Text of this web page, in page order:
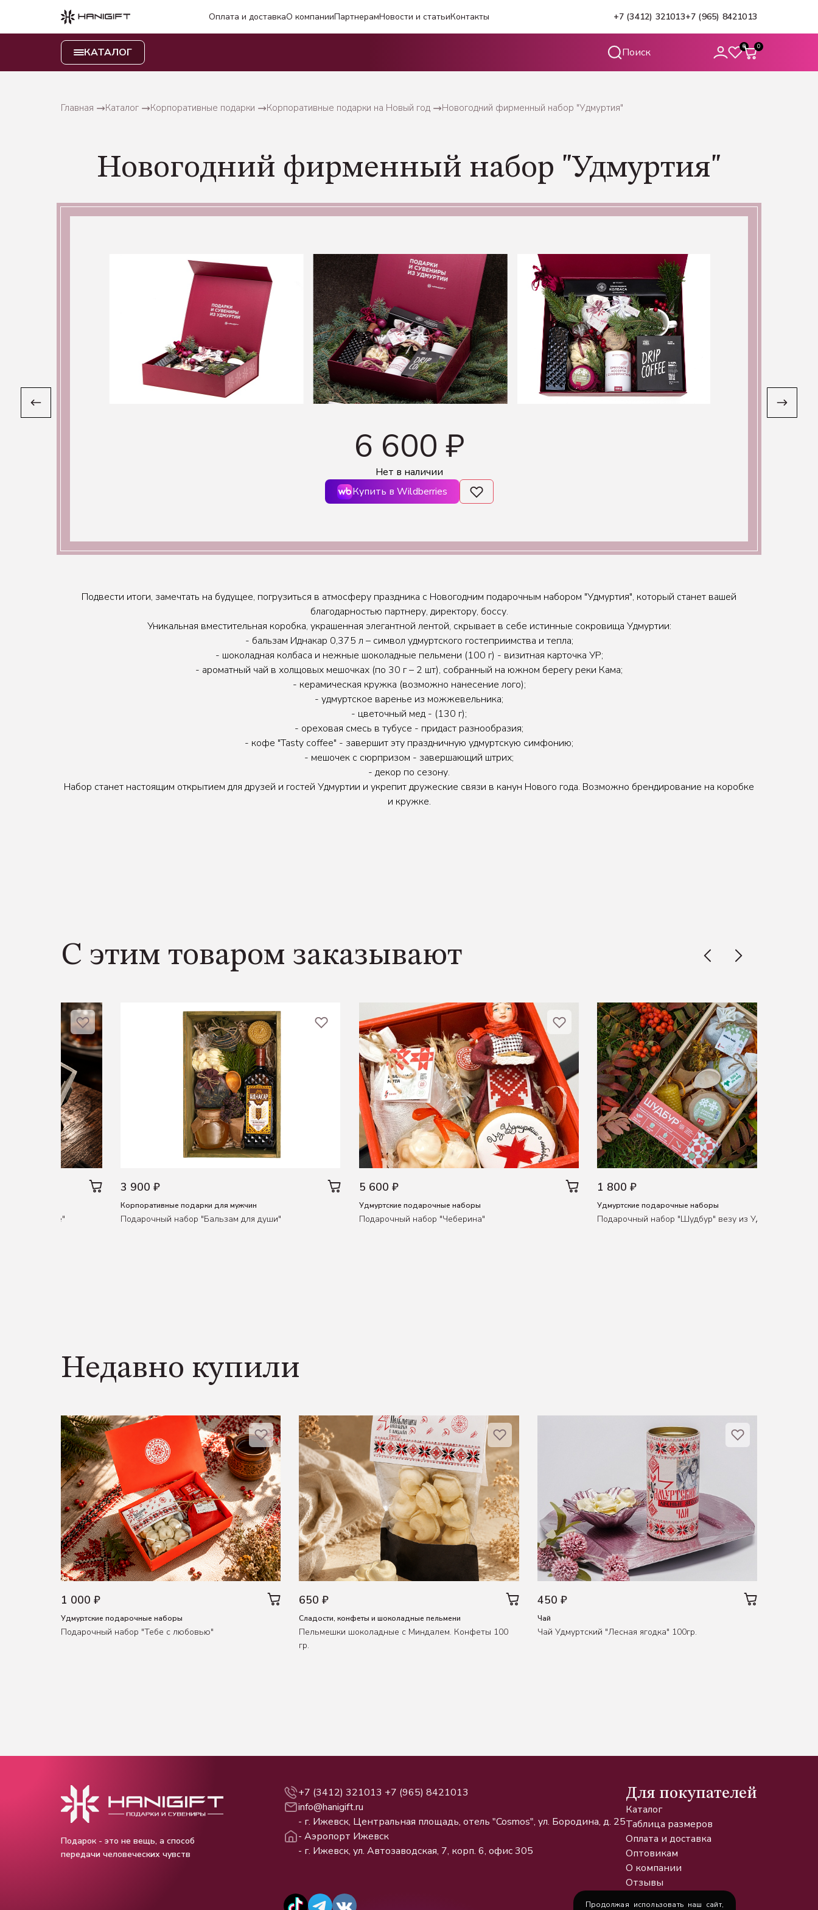
Оплата и доставкаО компанииПартнерамНовости и статьиКонтакты +7 (3412) 321013+7 (965) 8421013
КАТАЛОГ 0 0
Главная Каталог Корпоративные подарки Корпоративные подарки на Новый год Новогодний фирменный набор "Удмуртия"
Новогодний фирменный набор "Удмуртия"
6 600 ₽
Нет в наличии
Купить в Wildberries
Подвести итоги, замечтать на будущее, погрузиться в атмосферу праздника с Новогодним подарочным набором "Удмуртия", который станет вашей
благодарностью партнеру, директору, боссу.
Уникальная вместительная коробка, украшенная элегантной лентой, скрывает в себе истинные сокровища Удмуртии:
- бальзам Иднакар 0,375 л – символ удмуртского гостеприимства и тепла;
- шоколадная колбаса и нежные шоколадные пельмени (100 г) - визитная карточка УР;
- ароматный чай в холщовых мешочках (по 30 г – 2 шт), собранный на южном берегу реки Кама;
- керамическая кружка (возможно нанесение лого);
- удмуртское варенье из можжевельника;
- цветочный мед - (130 г);
- ореховая смесь в тубусе - придаст разнообразия;
- кофе "Tasty coffee" - завершит эту праздничную удмуртскую симфонию;
- мешочек с сюрпризом - завершающий штрих;
- декор по сезону.
Набор станет настоящим открытием для друзей и гостей Удмуртии и укрепит дружеские связи в канун Нового года. Возможно брендирование на коробке
и кружке.
С этим товаром заказывают
в стакане"
3 900 ₽
Корпоративные подарки для мужчин
Подарочный набор "Бальзам для души"
5 600 ₽
Удмуртские подарочные наборы
Подарочный набор "Чеберина"
1 800 ₽
Удмуртские подарочные наборы
Подарочный набор "Шудбур" везу из Удмуртии
Недавно купили
1 000 ₽
Удмуртские подарочные наборы
Подарочный набор "Тебе с любовью"
650 ₽
Сладости, конфеты и шоколадные пельмени
Пельмешки шоколадные с Миндалем. Конфеты 100
гр.
450 ₽
Чай
Чай Удмуртский "Лесная ягодка" 100гр.
Подарок - это не вещь, а способ
передачи человеческих чувств
+7 (3412) 321013 +7 (965) 8421013
info@hanigift.ru
- г. Ижевск, Центральная площадь, отель "Cosmos", ул. Бородина, д. 25
- Аэропорт Ижевск
- г. Ижевск, ул. Автозаводская, 7, корп. 6, офис 305
Для покупателей
Каталог
Таблица размеров
Оплата и доставка
Оптовикам
О компании
Отзывы
Продолжая использовать наш сайт,